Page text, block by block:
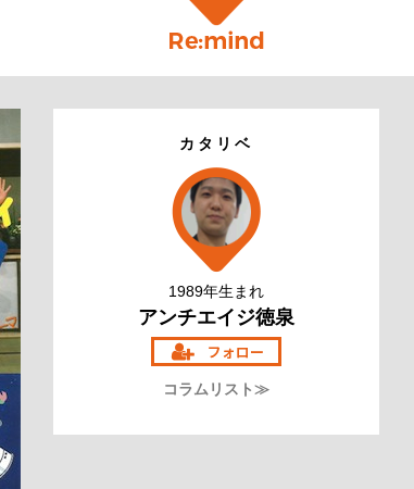
カタリベ
1989年生まれ
アンチエイジ徳泉
コラムリスト≫